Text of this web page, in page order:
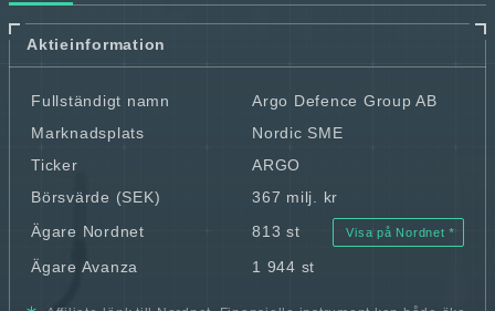
Aktieinformation
Fullständigt namn
Argo Defence Group AB
Marknadsplats
Nordic SME
Ticker
ARGO
Börsvärde (SEK)
367 milj. kr
Ägare Nordnet
813 st Visa på Nordnet
Ägare Avanza 1 944 st